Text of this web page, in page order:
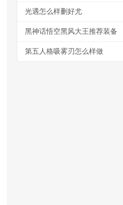
光遇怎么样删好尤
黑神话悟空黑风大王推荐装备
第五人格吸雾刃怎么样做